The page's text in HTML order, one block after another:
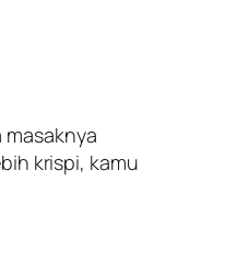
masaknya
krispi, kamu